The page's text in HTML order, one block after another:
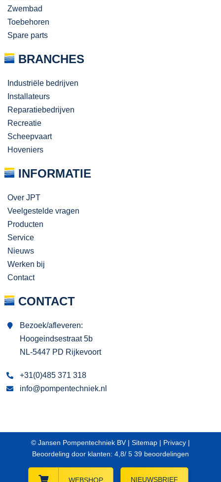
Zwembad
Toebehoren
Spare parts
BRANCHES
Industriële bedrijven
Installateurs
Reparatiebedrijven
Recreatie
Scheepvaart
Hoveniers
INFORMATIE
Over JPT
Veelgestelde vragen
Producten
Service
Nieuws
Werken bij
Contact
CONTACT
Bezoek/afleveren:
Hoogeindsestraat 5b
NL-5447 PD Rijkevoort
+31(0)485 371 318
info@pompentechniek.nl
© Jansen Pompentechniek BV | Sitemap | Privacy |
Beoordeling door klanten: 4,8/ 5 39 beoordelingen
WEBSHOP NIEUWSBRIEF